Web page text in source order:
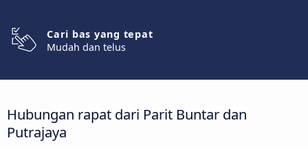
Cari bas yang tepat
Mudah dan telus
Hubungan rapat dari Parit Buntar dan
Putrajaya